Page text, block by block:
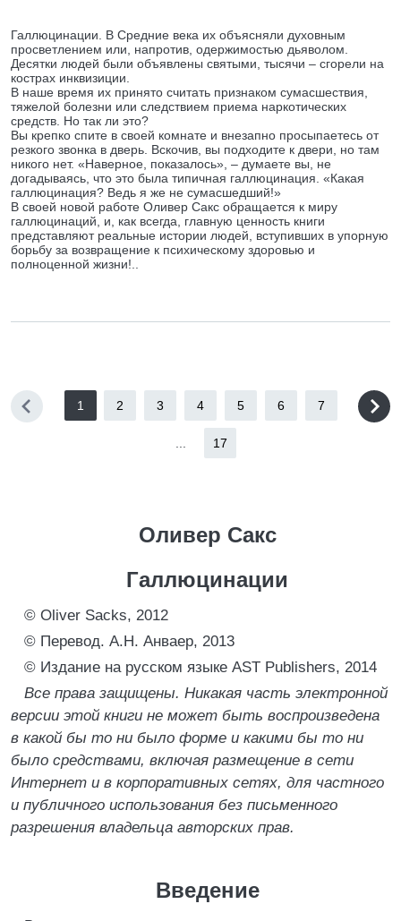
Галлюцинации. В Средние века их объясняли духовным
просветлением или, напротив, одержимостью дьяволом.
Десятки людей были объявлены святыми, тысячи – сгорели на
кострах инквизиции.
В наше время их принято считать признаком сумасшествия,
тяжелой болезни или следствием приема наркотических
средств. Но так ли это?
Вы крепко спите в своей комнате и внезапно просыпаетесь от
резкого звонка в дверь. Вскочив, вы подходите к двери, но там
никого нет. «Наверное, показалось», – думаете вы, не
догадываясь, что это была типичная галлюцинация. «Какая
галлюцинация? Ведь я же не сумасшедший!»
В своей новой работе Оливер Сакс обращается к миру
галлюцинаций, и, как всегда, главную ценность книги
представляют реальные истории людей, вступивших в упорную
борьбу за возвращение к психическому здоровью и
полноценной жизни!..
1 2 3 4 5 6 7
17
Оливер Сакс
Галлюцинации
© Oliver Sacks, 2012
© Перевод. А.Н. Анваер, 2013
© Издание на русском языке AST Publishers, 2014
Все права защищены. Никакая часть электронной
версии этой книги не может быть воспроизведена
в какой бы то ни было форме и какими бы то ни
было средствами, включая размещение в сети
Интернет и в корпоративных сетях, для частного
и публичного использования без письменного
разрешения владельца авторских прав.
Введение